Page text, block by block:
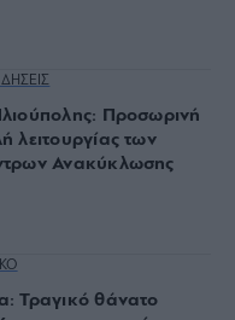
Προσωρινή
λειτουργίας των
Ανακύκλωσης
Τραγικό θάνατο